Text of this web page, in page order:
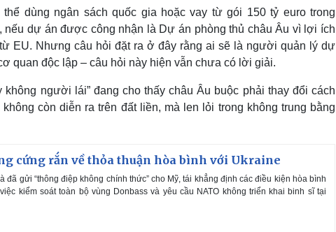
dùng ngân sách quốc gia hoặc vay từ gói 150 tỷ euro trong
dự án được công nhận là Dự án phòng thủ châu Âu vì lợi ích
EU. Nhưng câu hỏi đặt ra ở đây rằng ai sẽ là người quản lý dự
quan độc lập – câu hỏi này hiện vẫn chưa có lời giải.
người lái” đang cho thấy châu Âu buộc phải thay đổi cách
còn diễn ra trên đất liền, mà len lỏi trong không trung bằng
cứng rắn về thỏa thuận hòa bình với Ukraine
đã gửi “thông điệp không chính thức” cho Mỹ, tái khẳng định các điều kiện hòa bình
kiểm soát toàn bộ vùng Donbass và yêu cầu NATO không triển khai binh sĩ tại